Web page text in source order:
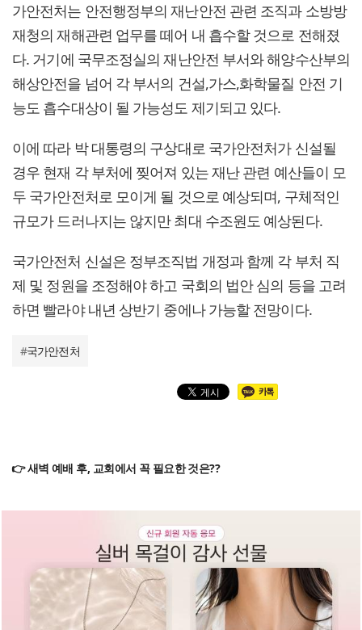
가안전처는 안전행정부의 재난안전 관련 조직과 소방방
재청의 재해관련 업무를 떼어 내 흡수할 것으로 전해졌
다. 거기에 국무조정실의 재난안전 부서와 해양수산부의
해상안전을 넘어 각 부서의 건설,가스,화학물질 안전 기
능도 흡수대상이 될 가능성도 제기되고 있다.
이에 따라 박 대통령의 구상대로 국가안전처가 신설될
경우 현재 각 부처에 찢어져 있는 재난 관련 예산들이 모
두 국가안전처로 모이게 될 것으로 예상되며, 구체적인
규모가 드러나지는 않지만 최대 수조원도 예상된다.
국가안전처 신설은 정부조직법 개정과 함께 각 부처 직
제 및 정원을 조정해야 하고 국회의 법안 심의 등을 고려
하면 빨라야 내년 상반기 중에나 가능할 전망이다.
#국가안전처
👉 새벽 예배 후, 교회에서 꼭 필요한 것은??